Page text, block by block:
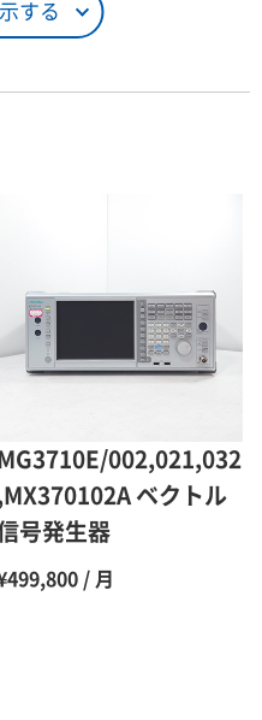
する
100％（割引率 0％）
80％（割引率20％）
75％（割引率25％）
60％（割引率 40％）
55％（割引率45％）
50％（割引率50％）
MG3710E/002,021,032
,MX370102A ベクトル
号発生器
/ 月